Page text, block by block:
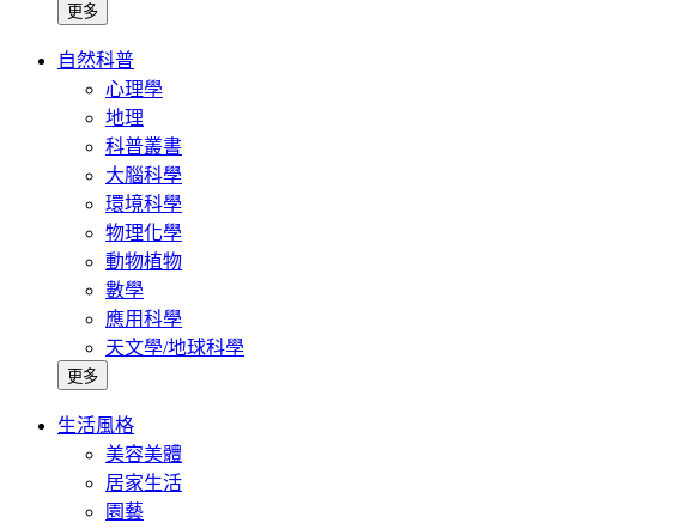
更多
自然科普
心理學
地理
科普叢書
大腦科學
環境科學
物理化學
動物植物
數學
應用科學
天文學/地球科學
更多
生活風格
美容美體
居家生活
園藝